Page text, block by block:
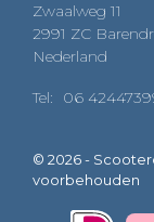
Zwaalweg 11
2991 ZC
Nederland
Tel: 06
© 2026 -
voorbehouden